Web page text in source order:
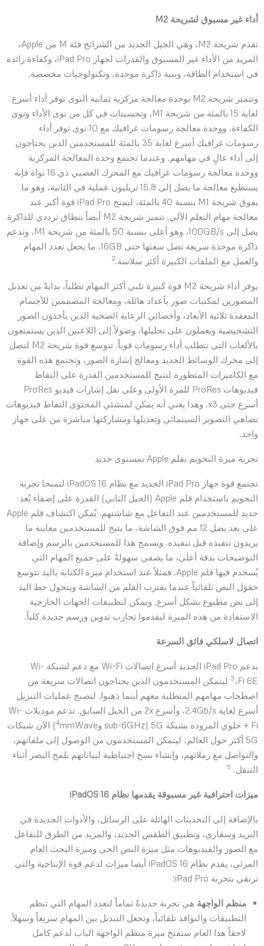
أداء غير مسبوق لشريحة M2‏
تقدم شريحة M2، وهي الجيل الجديد من الشرائح فئة M من Apple،
المزيد من الأداء غير المسبوق والقدرات لجهاز iPad Pro، وكفاءة رائدة
في استخدام الطاقة، وبنية ذاكرة موحدة، وتكنولوجيات مخصصة.
وتتميز شريحة M2 بوحدة معالجة مركزية ثمانية النوى توفر أداء أسرع
لغاية 15 بالمئة من شريحة M1، وتحسينات في كل من نوى الأداء ونوى
الكفاءة، ووحدة معالجة رسومات غرافيك مع 10 نوى توفر أداء
رسومات غرافيك أسرع لغاية 35 بالمئة للمستخدمين الذين يحتاجون
إلى أداء عالٍ في مهامهم. وعندما تجتمع وحدة المعالجة المركزية
ووحدة معالجة رسومات غرافيك مع المحرك العصبي ذي 16 نواة فإنه
يستطيع معالجة ما يصل إلى 15.8 تريليون عملية في الثانية، وهو ما
يفوق شريحة M1 بنسبة 40 بالمئة، ليمنح iPad Pro قوة أكبر عند
معالجة مهام التعلم الآلي. تتميز شريحة M2 أيضاً بنطاق ترددي للذاكرة
يصل إلى 100GB/s، وهو أعلى بنسبة 50 بالمئة من شريحة M1، وتدعم
ذاكرة موحدة سريعة تصل سعتها حتى 16GB، ما يجعل تعدد المهام
والعمل مع الملفات الكبيرة أكثر سلاسة. 2‏
يوفر أداء شريحة M2 قوة كبيرة تلبي أكثر المهام تطلباً، بدايةً من تعديل
المصورين لمكتبات صور بأعداد هائلة، ومعالجة المصممين للأجسام
المعقدة ثلاثية الأبعاد، وأخصائي الرعاية الصحية الذين يأخذون الصور
التشخيصية ويعملون على تحليلها، وصولاً إلى اللاعبين الذين يستمتعون
بالألعاب التي تتطلب أداء رسومات قوياً. تتوسع قوة شريحة M2 لتصل
إلى محرك الوسائط الجديد ومعالج إشارة الصور، وتجتمع هذه القوة
مع الكاميرات المتطورة لتتيح للمستخدمين القدرة على التقاط
فيديوهات ProRes للمرة الأولى وعلى نقل إشارات فيديو ProRes
أسرع حتى 3‏x. وهذا يعني أنه يمكن لمنشئي المحتوى التقاط فيديوهات
تضاهي التصوير السينمائي وتعديلها ومشاركتها مباشرة من على جهاز
واحد.
تجربة ميزة التحويم بقلم Apple بمستوى جديد
تجتمع قوة جهاز iPad Pro الجديد مع نظام iPadOS 16 لتمنحا تجربة
التحويم باستخدام قلم Apple (الجيل الثاني) القدرة على إضفاء بُعد
جديد للمستخدمين عند التفاعل مع شاشتهم. يُمكن اكتشاف قلم Apple
على بعد يصل 12 مم فوق الشاشة، ما يتيح للمستخدمين معاينة ما
يريدون تنفيذه قبل تنفيذه. ويسمح هذا للمستخدمين بالرسم وإضافة
التوضيحات بدقة أعلى، ما يضفي سهولةً على جميع المهام التي
يُسخدم فيها قلم Apple. فمثلاً عند استخدام ميزة الكتابة باليد تتوسع
حقول النص تلقائياً عندما يقترب القلم من الشاشة ويتحول خط اليد
إلى نص مطبوع بشكل أسرع. ويمكن لتطبيقات الجهات الخارجية
الاستفادة من هذه الميزة ليقدموا تجارب تدوين ورسم جديدة كلياً.
اتصال لاسلكي فائق السرعة
يدعم iPad Pro الجديد أسرع اتصالات Wi-Fi مع دعم لشبكة Wi-
Fi 6E‏، 3 ليتمكن المستخدمون الذين يحتاجون اتصالات سريعة من
اصطحاب مهامهم المتطلبة معهم أينما ذهبوا. لتصبح عمليات التنزيل
أسرع لغاية 2.4Gb/s، وأسرع 2x من الجيل السابق. تدعم موديلات Wi-
Fi + خلوي المزودة بشبكة 5G‏ (sub-6GHz وmmWave‏
4) الآن شبكات
5G أكثر حول العالم، ليتمكن المستخدمون من الوصول إلى ملفاتهم،
والتواصل مع زملائهم، وإنشاء نسخ احتياطية لبياناتهم بلمح البصر أثناء
التنقل.
ميزات احترافية غير مسبوقة يقدمها نظام iPadOS 16‏
بالإضافة إلى التحديثات الهائلة على الرسائل، والأدوات الجديدة في
البريد وسفاري، وتطبيق الطقس الجديد، والمزيد من الطرق للتفاعل
مع الصور والفيديوهات مثل ميزة النص الحي وميزة البحث العام
المرئي، يقدم نظام iPadOS 16 أيضا ميزات لدعم قوة الإنتاجية والتي
ترتقي بتجربة iPad Pro:
منظم الواجهة هي تجربة جديدةً تماماً لتعدد المهام التي تنظم
التطبيقات والنوافذ تلقائياً، وتجعل التبديل بين المهام سريعاً وسهلاً.
لاحقاً هذا العام ستفتح ميزة منظم الواجهة الباب لدعم كامل